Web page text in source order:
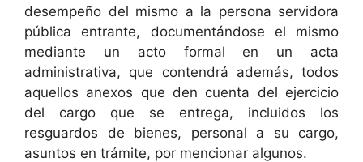
desempeño del mismo a la persona servidora
pública entrante, documentándose el mismo
mediante un acto formal en un acta
administrativa, que contendrá además, todos
aquellos anexos que den cuenta del ejercicio
del cargo que se entrega, incluidos los
resguardos de bienes, personal a su cargo,
asuntos en trámite, por mencionar algunos.